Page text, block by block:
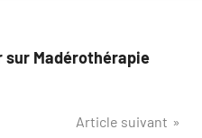
sur Madérothérapie
Article suivant